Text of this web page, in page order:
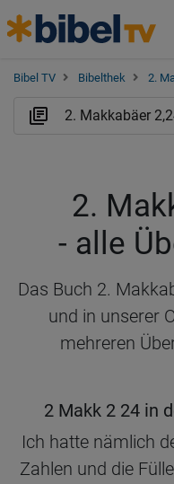
Bibel TV Bibelthek 2.
2.
- alle
Das Buch 2.
und in unserer
mehreren
2 Makk 2 24 in
Ich hatte nämlich
Zahlen und die